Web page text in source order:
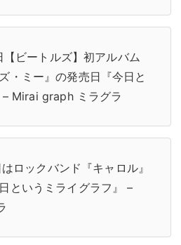
ビートルズ】初アルバム
・ミー』の発売日『今日と
Mirai graph ミラグラ
ロックバンド『キャロル』
というミライグラフ』 –